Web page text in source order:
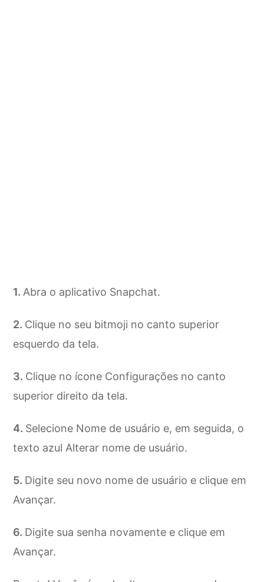
Abra o aplicativo Snapchat.
Clique no seu bitmoji no canto superior
esquerdo da tela.
Clique no ícone Configurações no canto
superior direito da tela.
Selecione Nome de usuário e, em seguida, o
texto azul Alterar nome de usuário.
Digite seu novo nome de usuário e clique em
Avançar.
Digite sua senha novamente e clique em
Avançar.